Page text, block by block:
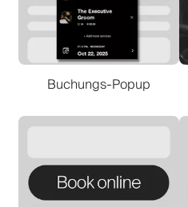
Buchungs-Popup